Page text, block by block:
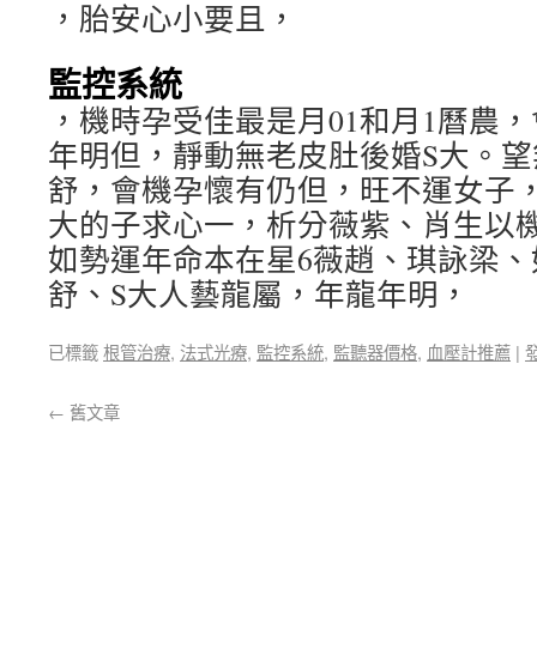
，胎安心小要且，
監控系統
，機時孕受佳最是月01和月1曆農
年明但，靜動無老皮肚後婚S大。
舒，會機孕懷有仍但，旺不運女子
大的子求心一，析分薇紫、肖生以
如勢運年命本在星6薇趙、琪詠梁
舒、S大人藝龍屬，年龍年明，
已標籤根管治療, 法式光療, 監控系統, 監聽器價格, 血壓計推薦 |
← 舊文章